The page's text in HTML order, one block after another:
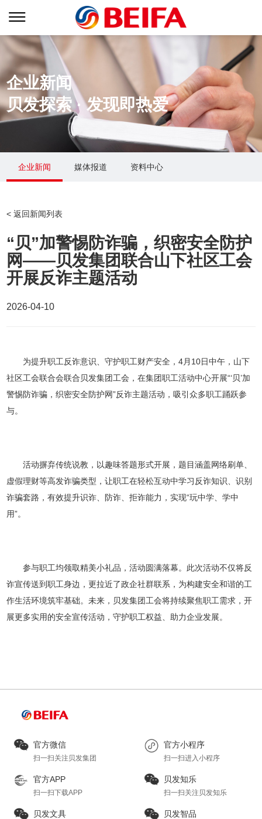
创始人介绍
发展历程
品牌矩阵 媒体报道
公益活动
贝发讲堂
媒体联系
合作联系
0574-56786515
企业新闻
贝发探索 · 发现即热爱
企业新闻 媒体报道 资料中心
< 返回新闻列表
“贝”加警惕防诈骗，织密安全防护
网——贝发集团联合山下社区工会
开展反诈主题活动
2026-04-10
为提升职工反诈意识、守护职工财产安全，4月10日中午，山下
社区工会联合会联合贝发集团工会，在集团职工活动中心开展“‘贝’加
警惕防诈骗，织密安全防护网”反诈主题活动，吸引众多职工踊跃参
与。
活动摒弃传统说教，以趣味答题形式开展，题目涵盖网络刷单、
虚假理财等高发诈骗类型，让职工在轻松互动中学习反诈知识、识别
诈骗套路，有效提升识诈、防诈、拒诈能力，实现“玩中学、学中
用”。
参与职工均领取精美小礼品，活动圆满落幕。此次活动不仅将反
诈宣传送到职工身边，更拉近了政企社群联系，为构建安全和谐的工
作生活环境筑牢基础。未来，贝发集团工会将持续聚焦职工需求，开
展更多实用的安全宣传活动，守护职工权益、助力企业发展。
官方微信
扫一扫关注贝发集团
官方小程序
扫一扫进入小程序
官方APP
扫一扫下载APP
贝发知乐
扫一扫关注贝发知乐
贝发文具 贝发智品